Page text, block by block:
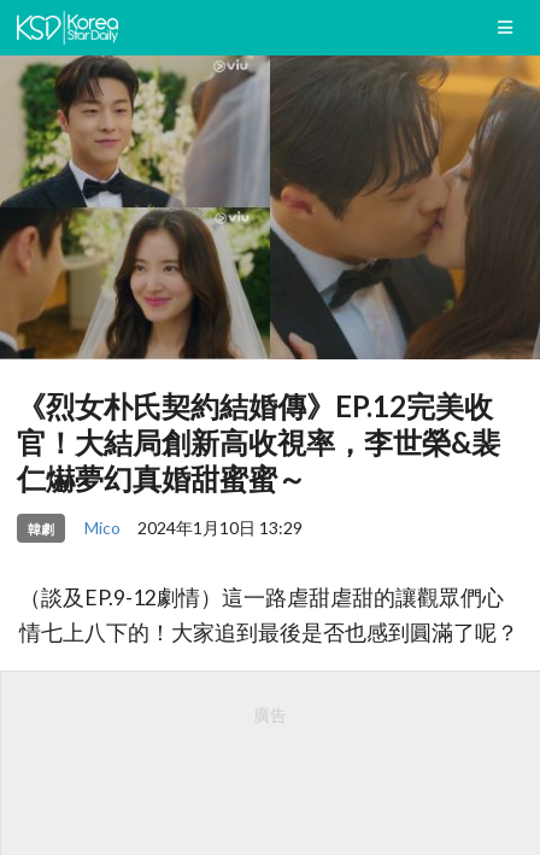
《烈女朴氏契約結婚傳》EP.12完美收
官！大結局創新高收視率，李世榮&裴
仁爀夢幻真婚甜蜜蜜～
韓劇 Mico 2024年1月10日 13:29
（談及EP.9-12劇情）這一路虐甜虐甜的讓觀眾們心
情七上八下的！大家追到最後是否也感到圓滿了呢？
廣告